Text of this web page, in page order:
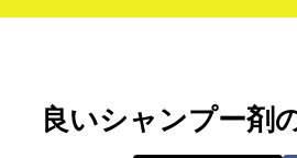
良いシャンプー剤